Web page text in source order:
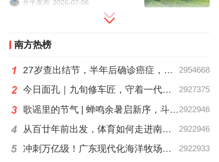
厂房屋顶上一排排深蓝色的光伏板在阳光下
质量发展行动，2024年在新和园区屋顶建设
光伏发电项目，年均发电量300万度，有效
开平发布 2026-07-06
南方热榜
27岁查出结节，半年后确诊癌症，甲状腺癌真的“懒”吗？ 2954668
今日面孔｜九旬修车匠，守着一代又一代车轮转 2927375
歌谣里的节气 | 蝉鸣余暑启新序，斗指西南迎立秋2922946
从百廿年前出发，体育如何走进南粤普通人的生活？ 2922946
冲刺万亿级！广东现代化海洋牧场建设提速 2922933